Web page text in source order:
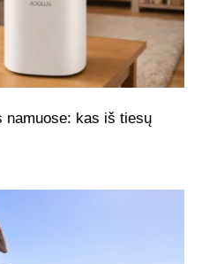
namuose: kas iš tiesų